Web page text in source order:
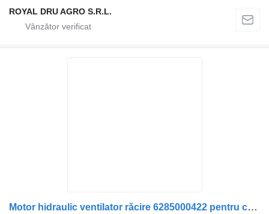
ROYAL DRU AGRO S.R.L.
Motor hidraulic ventilator răcire 6285000422 pentru camion Mercedes-Benz 15352 1414